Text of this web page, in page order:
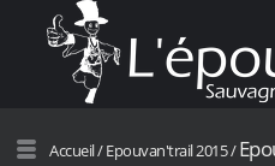
Accueil/Epouvan'trail 2015/